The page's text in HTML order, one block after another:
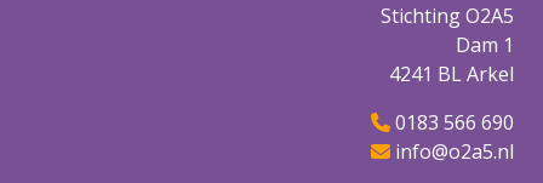
Stichting O2A5
Dam 1
4241 BL Arkel
0183 566 690
info@o2a5.nl